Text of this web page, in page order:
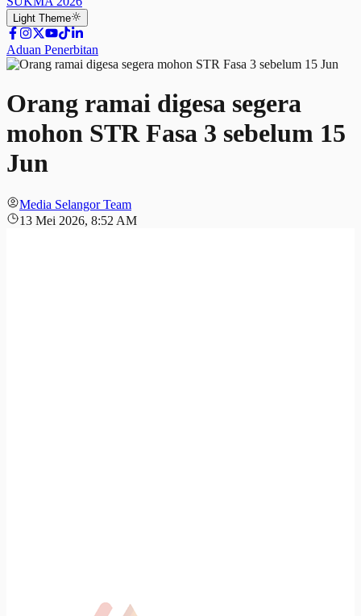
Light Theme
Aduan Penerbitan
Orang ramai digesa segera
mohon STR Fasa 3 sebelum 15
Jun
Media Selangor Team
13 Mei 2026, 8:52 AM